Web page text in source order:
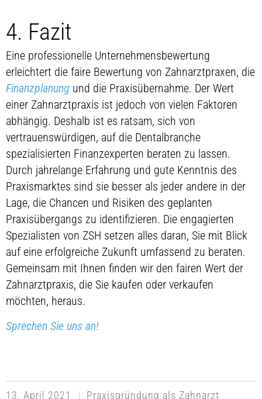
4. Fazit
Eine professionelle Unternehmensbewertung
erleichtert die faire Bewertung von Zahnarztpraxen, die
Finanzplanung und die Praxisübernahme. Der Wert
einer Zahnarztpraxis ist jedoch von vielen Faktoren
abhängig. Deshalb ist es ratsam, sich von
vertrauenswürdigen, auf die Dentalbranche
spezialisierten Finanzexperten beraten zu lassen.
Durch jahrelange Erfahrung und gute Kenntnis des
Praxismarktes sind sie besser als jeder andere in der
Lage, die Chancen und Risiken des geplanten
Praxisübergangs zu identifizieren. Die engagierten
Spezialisten von ZSH setzen alles daran, Sie mit Blick
auf eine erfolgreiche Zukunft umfassend zu beraten.
Gemeinsam mit Ihnen finden wir den fairen Wert der
Zahnarztpraxis, die Sie kaufen oder verkaufen
möchten, heraus.
Sprechen Sie uns an!
13. April 2021 Praxisgründung als Zahnarzt